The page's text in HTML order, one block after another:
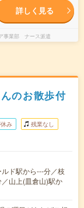
詳しく見る
事業部 ナース派遣
のお散歩付
み 残業なし
ド駅から---分／枝
山上(皿倉山)駅か